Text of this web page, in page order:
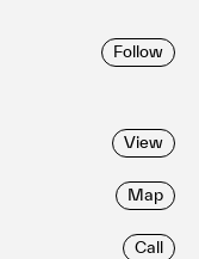
Follow
View
Map
Call